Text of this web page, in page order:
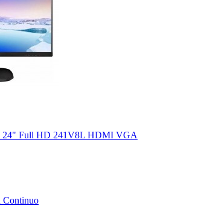
24" Full HD 241V8L HDMI VGA
Continuo